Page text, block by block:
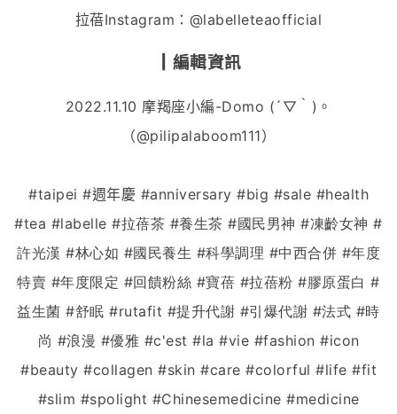
拉蓓Instagram：@labelleteaofficial
編輯資訊
2022.11.10 摩羯座小編-Domo (´ ▽｀ ) 。
（@pilipalaboom111）
#taipei #週年慶 #anniversary #big #sale #health
#tea #labelle #拉蓓茶 #養生茶 #國民男神 #凍齡女神 #
許光漢 #林心如 #國民養生 #科學調理 #中西合併 #年度
特賣 #年度限定 #回饋粉絲 #寶蓓 #拉蓓粉 #膠原蛋白 #
益生菌 #舒眠 #rutafit #提升代謝 #引爆代謝 #法式 #時
尚 #浪漫 #優雅 #c'est #la #vie #fashion #icon
#beauty #collagen #skin #care #colorful #life #fit
#slim #spolight #Chinesemedicine #medicine